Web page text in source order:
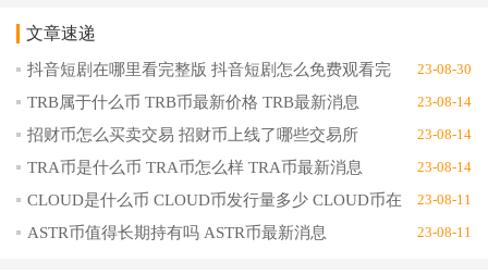
版)0.9
文章速递
抖音短剧在哪里看完整版 抖音短剧怎么免费观看完
23-08-30
TRB属于什么币 TRB币最新价格 TRB最新消息 23-08-14
招财币怎么买卖交易 招财币上线了哪些交易所 23-08-14
TRA币是什么币 TRA币怎么样 TRA币最新消息 23-08-14
CLOUD是什么币 CLOUD币发行量多少 CLOUD币在
23-08-11
ASTR币值得长期持有吗 ASTR币最新消息 23-08-11